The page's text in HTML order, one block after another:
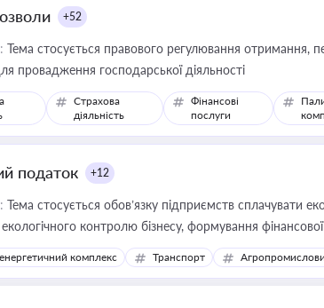
+52
Тема стосується правового регулювання отримання,
провадження господарської діяльності
Страхова
діяльність
Фінансові
послуги
податок +12
Тема стосується обов’язку підприємств сплачувати
контролю бізнесу, формування
комплекс Транспорт